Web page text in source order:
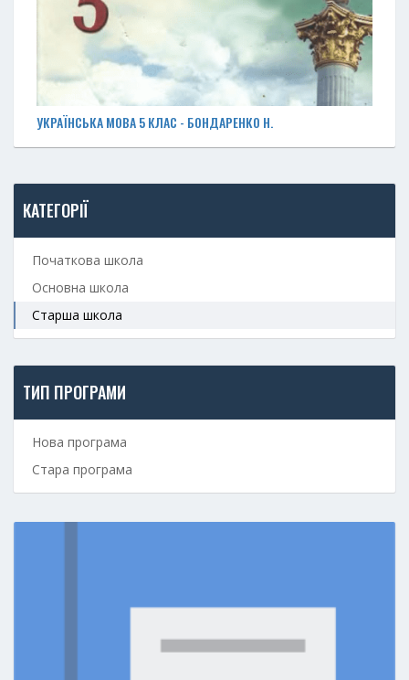
УКРАЇНСЬКА МОВА 5 КЛАС - БОНДАРЕНКО Н.
КАТЕГОРІЇ
Початкова школа
Основна школа
Старша школа
ТИП ПРОГРАМИ
Нова програма
Стара програма